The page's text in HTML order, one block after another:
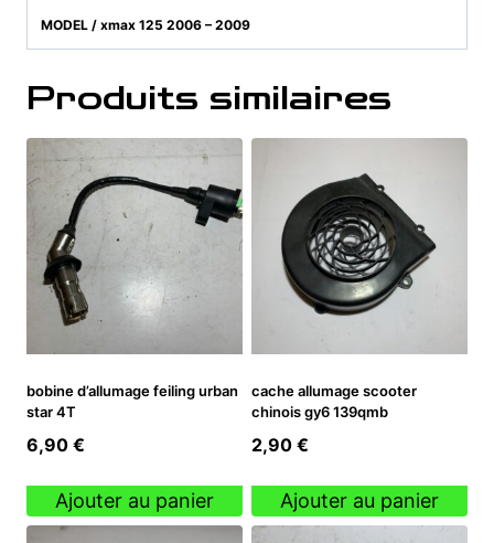
MODEL / xmax 125 2006 – 2009
Produits similaires
bobine d’allumage feiling urban
star 4T
6,90 €
Ajouter au panier
cache allumage scooter
chinois gy6 139qmb
2,90 €
Ajouter au panier